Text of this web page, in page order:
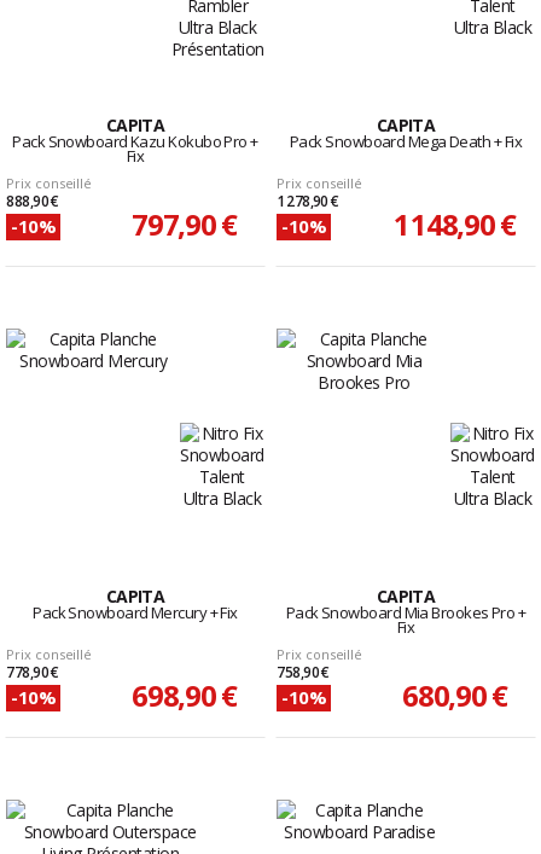
CAPITA
Pack Snowboard Kazu Kokubo Pro +
Fix
Prix conseillé
888,90 €
-10% 797,90 €
CAPITA
Pack Snowboard Mega Death + Fix
Prix conseillé
1 278,90 €
-10% 1 148,90 €
CAPITA
Pack Snowboard Mercury + Fix
Prix conseillé
778,90 €
-10% 698,90 €
CAPITA
Pack Snowboard Mia Brookes Pro +
Fix
Prix conseillé
758,90 €
-10% 680,90 €